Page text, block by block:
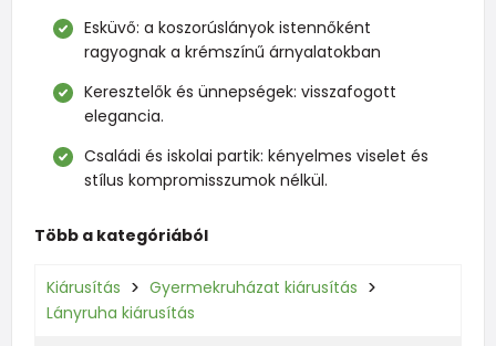
Esküvő: a koszorúslányok istennőként
ragyognak a krémszínű árnyalatokban
Keresztelők és ünnepségek: visszafogott
elegancia.
Családi és iskolai partik: kényelmes viselet és
stílus kompromisszumok nélkül.
Több a kategóriából
Kiárusítás
Gyermekruházat kiárusítás
Lányruha kiárusítás